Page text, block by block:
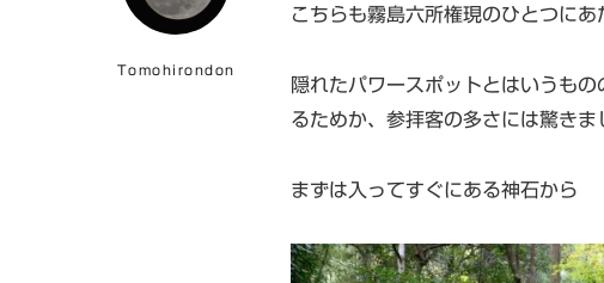
Tomohirondon
こちらも霧島六所権現のひとつにあ
隠れたパワースポットとはいうも
るためか、参拝客の多さには驚きま
まずは入ってすぐにある神石から